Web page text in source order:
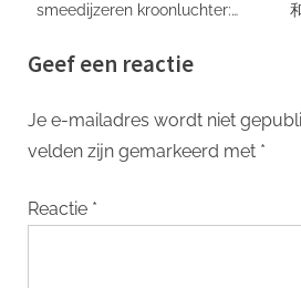
smeedijzeren kroonluchter:
Geef een reactie
Je e-mailadres wordt niet
velden zijn gemarkeerd met *
Reactie *